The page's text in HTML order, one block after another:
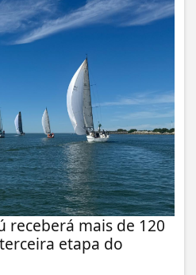
receberá mais de 120
etapa do